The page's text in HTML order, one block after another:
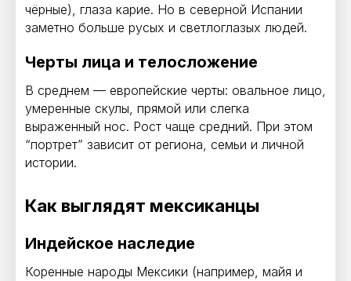
чёрные), глаза карие. Но в северной Испании
заметно больше русых и светлоглазых людей.
Черты лица и телосложение
В среднем — европейские черты: овальное лицо,
умеренные скулы, прямой или слегка
выраженный нос. Рост чаще средний. При этом
“портрет” зависит от региона, семьи и личной
истории.
Как выглядят мексиканцы
Индейское наследие
Коренные народы Мексики (например, майя и